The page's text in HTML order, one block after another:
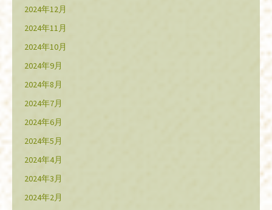
2024年12月
2024年11月
2024年10月
2024年9月
2024年8月
2024年7月
2024年6月
2024年5月
2024年4月
2024年3月
2024年2月